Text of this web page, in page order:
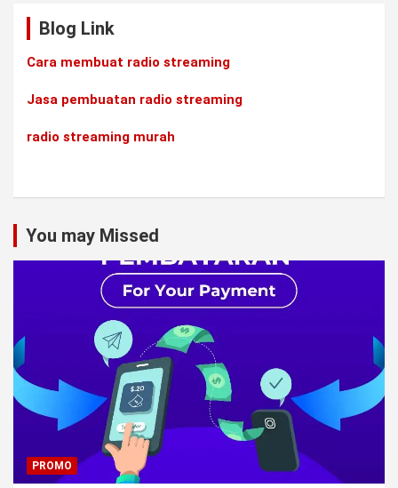
Blog Link
Cara membuat radio streaming
Jasa pembuatan radio streaming
radio streaming murah
You may Missed
PROMO